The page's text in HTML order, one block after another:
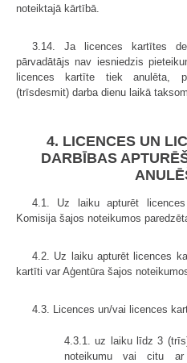
noteiktajā kārtībā.
3.14. Ja licences kartītes
pārvadātājs nav iesniedzis
licences kartīte tiek anulēta,
(trīsdesmit) darba dienu laikā
4. LICENCES UN
DARBĪBAS
4.1. Uz laiku apturēt
Komisija šajos noteikumos
4.2. Uz laiku apturēt licences
kartīti var Aģentūra šajos
4.3. Licences un/vai licences
4.3.1. uz laiku līdz 3
noteikumu vai citu ar